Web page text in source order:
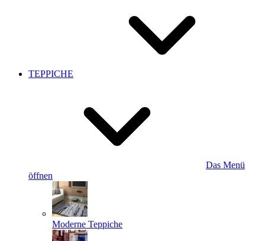
TEPPICHE
Das Menü
öffnen
Moderne Teppiche